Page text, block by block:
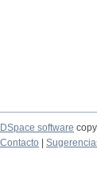
DSpace software
Contacto